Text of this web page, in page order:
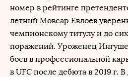
номер в рейтинге
летний Мовсар Евлоев
чемпионскому титулу и до
поражений. Уроженец
боев в профессиональной
в UFC после дебюта в 2019 г.